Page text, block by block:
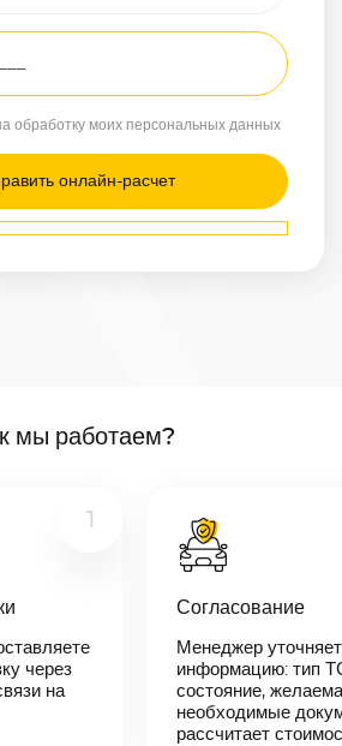
обработку моих персональных данных
мы работаем?
1
через
на
Согласование
Менеджер уточняет
информацию: тип
состояние,
необходимые
рассчитает